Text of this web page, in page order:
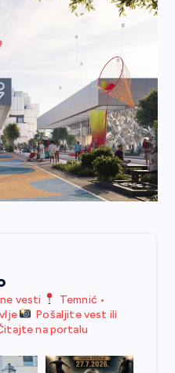
vesti
Temnić •
Pošaljite vest ili
na portalu